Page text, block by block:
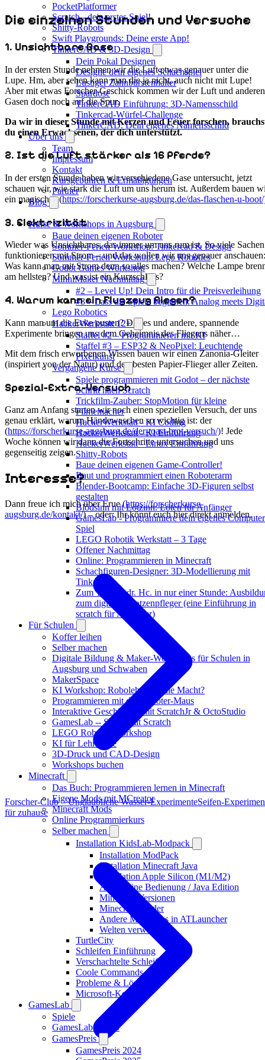
PocketPlatformer
Scratch - dein erstes Spiel!
Shitty-Robots
Swift Playgrounds: Deine erste App!
TinkerCAD & 3D-Design
Dein Pokal Designen
Designe dein eigenes Schachspiel
Lustiger Zahnbürstenhalter
Spardose
TinkerCAD Einführung: 3D-Namensschild
Tinkercad-Würfel-Challenge
TinkerCAD: Dein eigenes Namensschild
Über uns
Team
Impressum
Kontakt
Kursgebühren & Ermäßigungen
Partner
Blog
Kurse & Workshops in Augsburg
Baue deinen eigenen Roboter
Sommer-Ferien Workshop: Tinkercad & Design
Sommer-Ferien Workshop: Lego Robotics
Godot Games Workshop
MinniMaker Nachmittag
#2 – Level Up! Dein Intro für die Preisverleihung
#3 – Lass die Spiele beginnen: Analog meets
Lego Robotics
HackerWerkstatt 12+
Staffel #2 – Programmieren mit KI
Staffel #3 – ESP32 & NeoPixel: Leuchtende
Pixelkunst
Vergangene Kurse
Spiele programmieren mit Godot – der nächste
Schritt nach Scratch
Trickfilm-Zauber: StopMotion für kleine
Filmemacher
HackerWerkstatt - KI Coding
HackerWerkstatt - KI Einführung
HackerWerkstatt - Linux Einführung
Shitty-Robots
Baue deinen eigenen Game-Controller!
Baut und programmiert einen Roboterarm
Blender-Bootcamp: Einfache 3D-Figuren selbst
gestalten
Blödsinn mit Lötzinn: Löten für Anfänger
GamesLab - Programmiere dein eigenes
Spiel
LEGO Robotik Werkstatt – 3 Tage
Offener Nachmittag
Online: Programmieren in Minecraft
Schachfiguren-Designer: 3D-Modellierung mit
Tinkercad
Zum Tierarzt dr. Hc. in nur einer Stunde:
zum digitalen Katzenpfleger (eine Einführung in
scratch für Anfänger)
Für Schulen
Koffer leihen
Selber machen
Digitale Bildung & Maker-Workshops für Schulen in
Augsburg und Schwaben
MakerSpace
KI Workshop: Robolehrer an die Macht?
Programmieren mit der Roboter-Maus
Interaktive Geschichten mit ScratchJr & OctoStudio
GamesLab -- Spiele mit Scratch
LEGO Robotik Workshop
KI für Lehrkräfte
3D-Druck und CAD-Design
Workshops buchen
Minecraft
Das Buch: Programmieren lernen in Minecraft
Eigene Mods mit MCreator
Minecraft Mods
Online Programmierkurs
Selber machen
Installation KidsLab-Modpack
Installation ModPack
Installation Minecraft Java
Installation Apple Silicon (M1/M2)
Allgemeine Bedienung / Java Edition
Minecraft Versionen
Minecraft Shader
Andere Modpacks in ATLauncher
Welten verwalten
TurtleCity
Schleifen Einführung
Verschachtelte Schleifen
Coole Commands
Probleme & Lösungen
Microsoft-Konten
GamesLab
Spiele
GamesLab Studio
GamesPreis
GamesPreis 2024
Die einzelnen Stunden und Versuche
1. Unsichtbare Gase
In der ersten Stunde nehmen wir die Luft etwas genauer unter die
Lupe. Hm, aber sehen kann man die ja nicht, auch nicht mit Lupe!
Aber mit etwas Forscher-Geschick kommen wir der Luft und anderen
Gasen doch noch auf die Spur.
Da wir in dieser Stunde mit Kerzen und Feuer forschen,
du einen Erwachsenen, der dich unterstützt.
2. Ist die Luft stärker als 16 Pferde?
In der ersten Stunde haben wir verschiedene Gase untersucht, jetzt
schauen wir, wie stark die Luft um uns herum ist. Außerdem bauen
ein magisches (https://forscherkurse-augsburg.de/das-flaschen-u-
3. Elektrizität
Wieder was Unsichtbares, das immer um uns rum ist. So viele Sachen
funktionieren mit Strom – und das wollen wir uns genauer anschauen:
Was kann man mit Strom denn so alles machen? Welche Lampe
am hellsten? Und was ist ein Kurzschluss?
4. Warum kann ein Flugzeug fliegen?
Kann man um die Ecke pusten? Dieses und andere, spannende
Experimente bringen uns dem Geheimnis des Fliegens näher…
Mit dem frisch erworbenen Wissen bauen wir einen Zanonia-Gleiter
(inspiriert von der Natur) und den besten Papier-Flieger aller Zeiten.
Spezial-Extra-Versuch
Ganz am Anfang starten wir noch einen speziellen Versuch, der uns
genau erklärt, warum Händewaschen so wichtig ist: der
(https://forscherkurse-augsburg.de/der-toast-brot-versuch/)! Jede
Woche können wir dann die Fortschritte untersuchen und uns
gegenseitig zeigen.
Interesse?
Dann freue ich mich über Erue (https://forscherkurse-
augsburg.de/kontakt/) – oder: Ihr könnt euch hier direkt anmelden.
Forscher-Club – Unglaubliche Wasser-ExperimenteSeifen-
für zuhause